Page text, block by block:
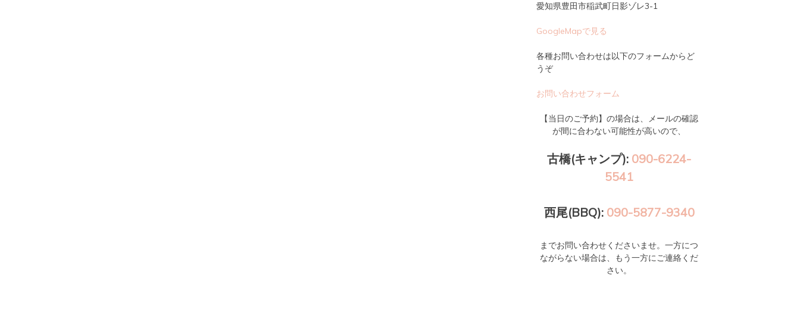
愛知県豊田市稲武町日影ゾレ3-1
GoogleMapで見る
各種お問い合わせは以下のフォームからど
うぞ
お問い合わせフォーム
【当日のご予約】の場合は、メールの確認
が間に合わない可能性が高いので、
古橋(キャンプ): 090-6224-
5541
西尾(BBQ): 090-5877-9340
までお問い合わせくださいませ。一方につ
ながらない場合は、もう一方にご連絡くだ
さい。